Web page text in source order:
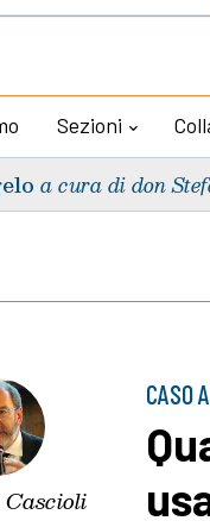
Sezioni
a cura di don
CASO